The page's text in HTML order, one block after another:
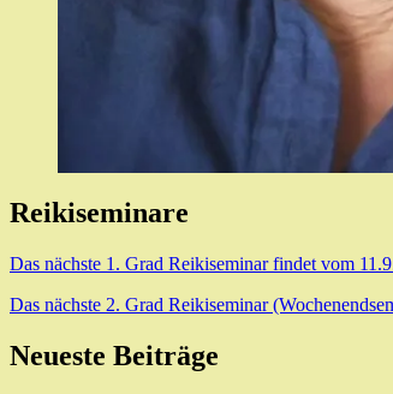
Reikiseminare
Das nächste 1. Grad Reikiseminar findet vom
Das nächste 2. Grad Reikiseminar
Neueste Beiträge